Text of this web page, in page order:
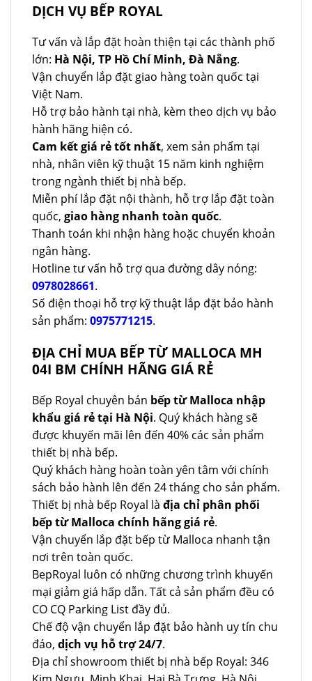
DỊCH VỤ BẾP ROYAL
Tư vấn và lắp đặt hoàn thiện tại các thành phố
lớn: Hà Nội, TP Hồ Chí Minh, Đà Nẵng.
Vận chuyển lắp đặt giao hàng toàn quốc tại
Việt Nam.
Hỗ trợ bảo hành tại nhà, kèm theo dịch vụ bảo
hành hãng hiện có.
Cam kết giá rẻ tốt nhất, xem sản phẩm tại
nhà, nhân viên kỹ thuật 15 năm kinh nghiệm
trong ngành thiết bị nhà bếp.
Miễn phí lắp đặt nội thành, hỗ trợ lắp đặt toàn
quốc, giao hàng nhanh toàn quốc.
Thanh toán khi nhận hàng hoặc chuyển khoản
ngân hàng.
Hotline tư vấn hỗ trợ qua đường dây nóng:
0978028661.
Số điện thoại hỗ trợ kỹ thuật lắp đặt bảo hành
sản phẩm: 0975771215.
ĐỊA CHỈ MUA BẾP TỪ MALLOCA MH
04I BM CHÍNH HÃNG GIÁ RẺ
Bếp Royal chuyên bán bếp từ Malloca nhập
khẩu giá rẻ tại Hà Nội. Quý khách hàng sẽ
được khuyến mãi lên đến 40% các sản phẩm
thiết bị nhà bếp.
Quý khách hàng hoàn toàn yên tâm với chính
sách bảo hành lên đến 24 tháng cho sản phẩm.
Thiết bị nhà bếp Royal là địa chỉ phân phối
bếp từ Malloca chính hãng giá rẻ.
Vận chuyển lắp đặt bếp từ Malloca nhanh tận
nơi trên toàn quốc.
BepRoyal luôn có những chương trình khuyến
mại giảm giá hấp dẫn. Tất cả sản phẩm đều có
CO CQ Parking List đầy đủ.
Chế độ vận chuyển lắp đặt bảo hành uy tín chu
đáo, dịch vụ hỗ trợ 24/7.
Địa chỉ showroom thiết bị nhà bếp Royal: 346